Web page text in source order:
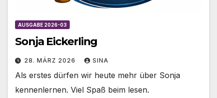
AUSGABE 2026-03
Sonja Eickerling
28. MÄRZ 2026 SINA
Als erstes dürfen wir heute mehr über Sonja
kennenlernen. Viel Spaß beim lesen.